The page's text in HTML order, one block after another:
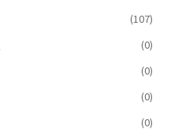
(107)
(0)
(0)
(0)
(0)